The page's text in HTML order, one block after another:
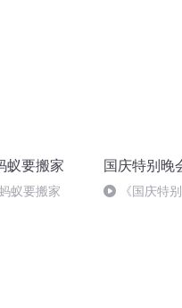
蚁要搬家
蚁要搬家
国庆特别晚
《国庆特